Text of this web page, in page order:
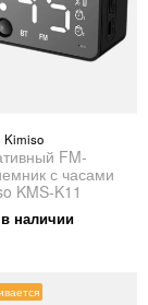
Kimiso
FM-
с часами
KMS-K11
наличии